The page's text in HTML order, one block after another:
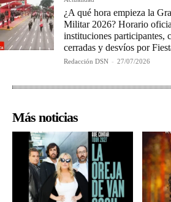
¿A qué hora empieza la
Militar 2026? Horario
instituciones participantes,
cerradas y desvíos por
Redacción DSN - 27/07/2026
Más noticias